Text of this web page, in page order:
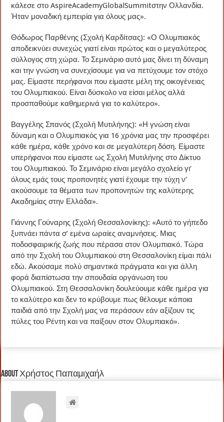
κάλεσε στο AspireAcademyGlobalSummitστην Ολλανδία.
Ήταν μοναδική εμπειρία για όλους μας».
Θόδωρος Παρθένης (Σχολή Καρδίτσας): «Ο Ολυμπιακός
αποδεικνύει συνεχώς γιατί είναι πρώτος και ο μεγαλύτερος
σύλλογος στη χώρα. Το Σεμινάριο αυτό μας δίνει τη δύναμη
και την γνώση να συνεχίσουμε για να πετύχουμε τον στόχο
μας. Είμαστε περήφανοι που είμαστε μέλη της οικογένειας
του Ολυμπιακού. Είναι δύσκολο να είσαι μέλος αλλά
προσπαθούμε καθημερινά για το καλύτερο».
Βαγγέλης Σπανός (Σχολή Μυτιλήνης): «Η γνώση είναι
δύναμη και ο Ολυμπιακός για 16 χρόνια μας την προσφέρει
κάθε ημέρα, κάθε χρόνο και σε μεγαλύτερη δόση. Είμαστε
υπερήφανοι που είμαστε ως Σχολή Μυτιλήνης στο Δίκτυο
του Ολυμπιακού. Το Σεμινάριο είναι μεγάλο σχολείο γι’
όλους εμάς τους προπονητές γιατί έχουμε την τύχη ν’
ακούσουμε τα θέματα των προπονητών της καλύτερης
Ακαδημίας στην Ελλάδα».
Γιάννης Γούναρης (Σχολή Θεσσαλονίκης): «Αυτό το γήπεδο
ξυπνάει πάντα σ’ εμένα ωραίες αναμνήσεις. Μιας
ποδοσφαιρικής ζωής που πέρασα στον Ολυμπιακό. Τώρα
από την Σχολή του Ολυμπιακού στη Θεσσαλονίκη είμαι πάλι
εδώ. Ακούσαμε πολύ σημαντικά πράγματα και για άλλη
φορά διαπίστωσα την σπουδαία οργάνωση του
Ολυμπιακού. Στη Θεσσαλονίκη δουλεύουμε κάθε ημέρα για
το καλύτερο και δεν το κρύβουμε πως θέλουμε κάποια
παιδιά από την Σχολή μας να περάσουν εάν αξίζουν τις
πύλες του Ρέντη και να παίξουν στον Ολυμπιακό».
About Χρήστος Παπαμιχαήλ